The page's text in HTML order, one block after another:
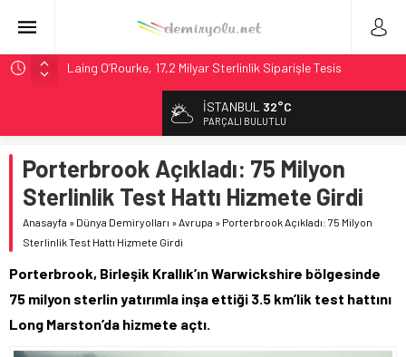
Laing O’Rourke, 17,2 Milyar Sterlinlik Siparişle Tesis
İtalya’dan Yeni Otomotiv Demiryolu: 4.800 Ton CO2
Webuild Tüneli Tamamladı: Lima’da Seyahat 45 Dakikaya
İndi
Alstom ve Siemens’ten São Paulo’da Çifte Sinyal Hamlesi
Madrid 6. Hat 2027’de Sürücüsüz: Kapasite %70 Artacak
İSTANBUL 32°C
PARÇALI BULUTLU
Porterbrook Açıkladı: 75 Milyon
Sterlinlik Test Hattı Hizmete Girdi
Anasayfa » Dünya Demiryolları »Avrupa » Porterbrook Açıkladı: 75 Milyon
Sterlinlik Test Hattı Hizmete Girdi
Porterbrook, Birleşik Krallık’ın Warwickshire bölgesinde
75 milyon sterlin yatırımla inşa ettiği 3.5 km’lik test hattını
Long Marston’da hizmete açtı.